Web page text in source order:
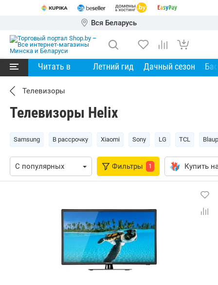
Вся Беларусь
Читать в Летний гид Дачный сезон
Телевизоры
Телевизоры Helix
Samsung В рассрочку Xiaomi Sony LG TCL
Фильтры 1 Купить